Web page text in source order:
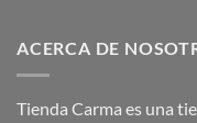
ACERCA DE
Tienda Carma es una